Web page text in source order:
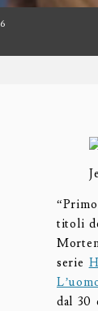
titoli
serie
dal 30